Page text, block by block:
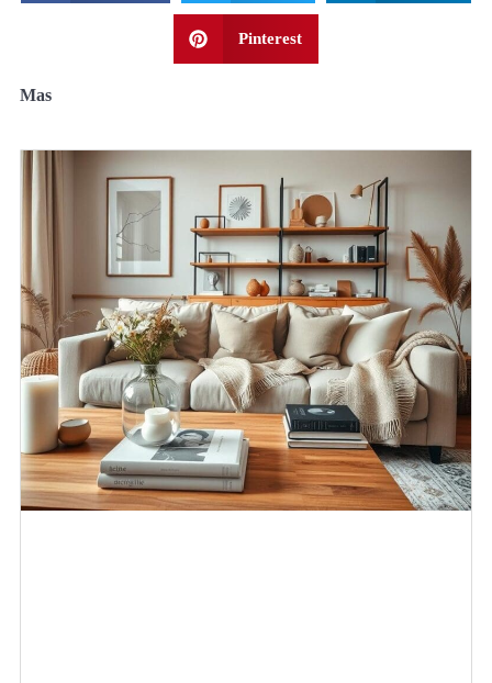
Pinterest
Mas